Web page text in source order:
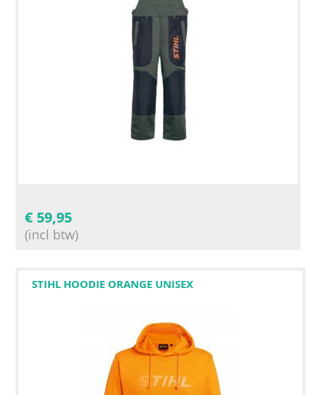
€ 59,95
(incl btw)
STIHL HOODIE ORANGE UNISEX